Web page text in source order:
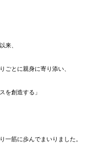
来、
ごとに親身に寄り添い、
を創造する」
一筋に歩んでまいりました。